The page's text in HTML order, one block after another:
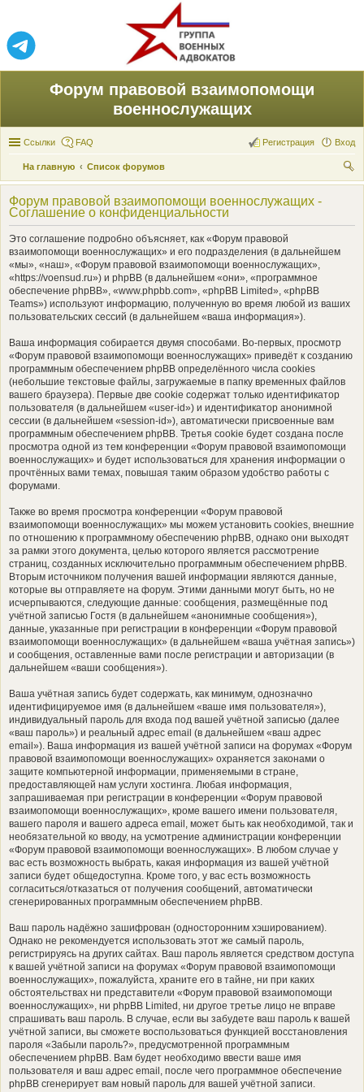
Форум правовой взаимопомощи
военнослужащих
Ссылки FAQ Вход
Регистрация
На главную
Список форумов
ои
Форум правовой взаимопомощи военнослужащих -
Соглашение о конфиденциальности
Это соглашение подробно объясняет, как «Форум правовой
взаимопомощи военнослужащих» и его подразделения (в дальнейшем
«мы», «наш», «Форум правовой взаимопомощи военнослужащих»,
«https://voensud.ru») и phpBB (в дальнейшем «они», «программное
обеспечение phpBB», «www.phpbb.com», «phpBB Limited», «phpBB
Teams») используют информацию, полученную во время любой из ваших
пользовательских сессий (в дальнейшем «ваша информация»).
Ваша информация собирается двумя способами. Во-первых, просмотр
«Форум правовой взаимопомощи военнослужащих» приведёт к созданию
программным обеспечением phpBB определённого числа cookies
(небольшие текстовые файлы, загружаемые в папку временных файлов
вашего браузера). Первые две cookie содержат только идентификатор
пользователя (в дальнейшем «user-id») и идентификатор анонимной
сессии (в дальнейшем «session-id»), автоматически присвоенные вам
программным обеспечением phpBB. Третья cookie будет создана после
просмотра одной из тем конференции «Форум правовой взаимопомощи
военнослужащих» и будет использоваться для хранения информации о
прочтённых вами темах, повышая таким образом удобство работы с
форумами.
Также во время просмотра конференции «Форум правовой
взаимопомощи военнослужащих» мы можем установить cookies, внешние
по отношению к программному обеспечению phpBB, однако они выходят
за рамки этого документа, целью которого является рассмотрение
страниц, созданных исключительно программным обеспечением phpBB.
Вторым источником получения вашей информации являются данные,
которые вы отправляете на форум. Этими данными могут быть, но не
исчерпываются, следующие данные: сообщения, размещённые под
учётной записью Гостя (в дальнейшем «анонимные сообщения»),
данные, указанные при регистрации в конференции «Форум правовой
взаимопомощи военнослужащих» (в дальнейшем «ваша учётная запись»)
и сообщения, оставленные вами после регистрации и авторизации (в
дальнейшем «ваши сообщения»).
Ваша учётная запись будет содержать, как минимум, однозначно
идентифицируемое имя (в дальнейшем «ваше имя пользователя»),
индивидуальный пароль для входа под вашей учётной записью (далее
«ваш пароль») и реальный адрес email (в дальнейшем «ваш адрес
email»). Ваша информация из вашей учётной записи на форумах «Форум
правовой взаимопомощи военнослужащих» охраняется законами о
защите компьютерной информации, применяемыми в стране,
предоставляющей нам услуги хостинга. Любая информация,
запрашиваемая при регистрации в конференции «Форум правовой
взаимопомощи военнослужащих», кроме вашего имени пользователя,
вашего пароля и вашего адреса email, может быть как необходимой, так и
необязательной ко вводу, на усмотрение администрации конференции
«Форум правовой взаимопомощи военнослужащих». В любом случае у
вас есть возможность выбрать, какая информация из вашей учётной
записи будет общедоступна. Кроме того, у вас есть возможность
согласиться/отказаться от получения сообщений, автоматически
сгенерированных программным обеспечением phpBB.
Ваш пароль надёжно зашифрован (односторонним хэшированием).
Однако не рекомендуется использовать этот же самый пароль,
регистрируясь на других сайтах. Ваш пароль является средством доступа
к вашей учётной записи на форумах «Форум правовой взаимопомощи
военнослужащих», пожалуйста, храните его в тайне, ни при каких
обстоятельствах ни представители «Форум правовой взаимопомощи
военнослужащих», ни phpBB Limited, ни другое третье лицо не вправе
спрашивать ваш пароль. В случае, если вы забудете ваш пароль к вашей
учётной записи, вы сможете воспользоваться функцией восстановления
пароля «Забыли пароль?», предусмотренной программным
обеспечением phpBB. Вам будет необходимо ввести ваше имя
пользователя и ваш адрес email, после чего программное обеспечение
phpBB сгенерирует вам новый пароль для вашей учётной записи.